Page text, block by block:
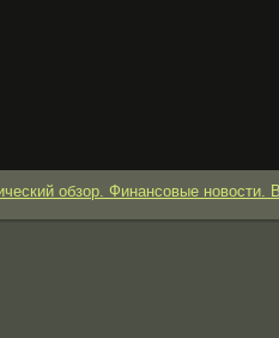
обзор. Финансовые новости.